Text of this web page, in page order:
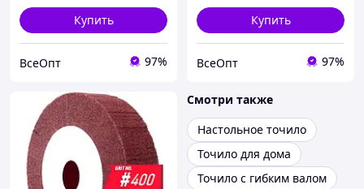
Купить
ВсеОпт 97%
Купить
ВсеОпт 97%
Смотри также
Настольное точило
Точило для дома
Точило с гибким валом